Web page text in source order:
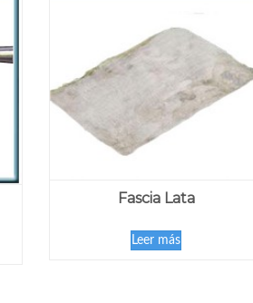
Fascia Lata
Leer más